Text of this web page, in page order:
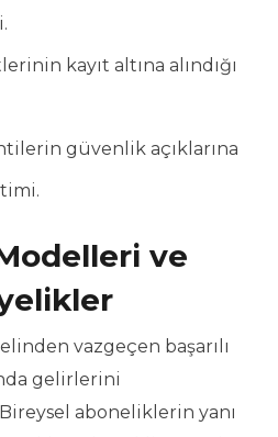
kayıt altına alındığı
güvenlik açıklarına
ve
vazgeçen başarılı
gelirlerini
aboneliklerin yanı